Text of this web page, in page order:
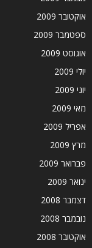
אוקטובר 2009
ספטמבר 2009
אוגוסט 2009
יולי 2009
יוני 2009
מאי 2009
אפריל 2009
מרץ 2009
פברואר 2009
ינואר 2009
דצמבר 2008
נובמבר 2008
אוקטובר 2008